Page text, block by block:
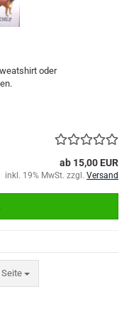
oder
ab 15,00 EUR
inkl. 19% MwSt. zzgl. Versand